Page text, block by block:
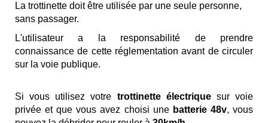
La trottinette doit être utilisée par une seule personne,
sans passager.
L'utilisateur a la responsabilité de prendre
connaissance de cette réglementation avant de circuler
sur la voie publique.
Si vous utilisez votre trottinette électriquesur voie
privée et que vous avez choisi une batterie 48v, vous